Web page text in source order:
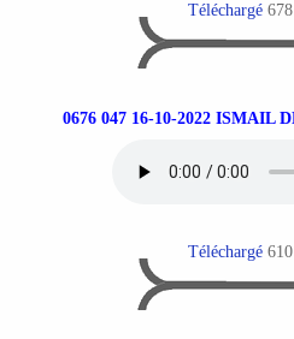
Téléchargé
0676 047 16-10-2022 ISMAIL
Téléchargé